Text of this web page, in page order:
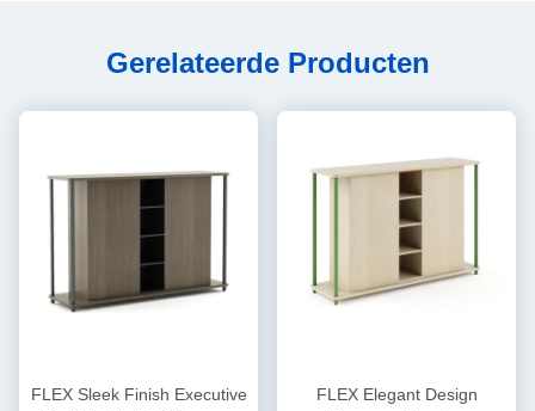
Gerelateerde Producten
FLEX Sleek Finish Executive
FLEX Elegant Design